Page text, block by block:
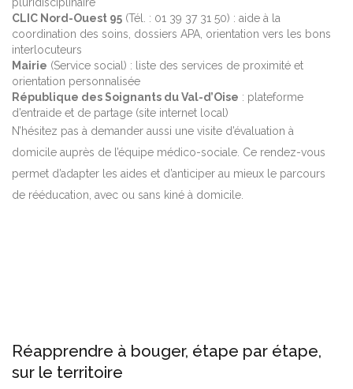
CLIC Nord-Ouest 95 (Tél. : 01 39 37 31 50) : aide à la
coordination des soins, dossiers APA, orientation vers les bons
interlocuteurs
Mairie (Service social) : liste des services de proximité et
orientation personnalisée
République des Soignants du Val-d’Oise : plateforme
d’entraide et de partage (site internet local)
N’hésitez pas à demander aussi une visite d’évaluation à
domicile auprès de l’équipe médico-sociale. Ce rendez-vous
permet d’adapter les aides et d’anticiper au mieux le parcours
de rééducation, avec ou sans kiné à domicile.
Réapprendre à bouger, étape par étape,
sur le territoire